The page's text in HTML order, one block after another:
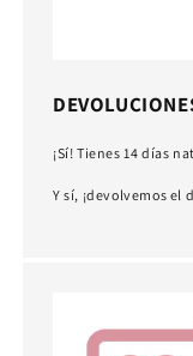
¡Sí! Tienes 14 días
Y sí, ¡devolvemos el